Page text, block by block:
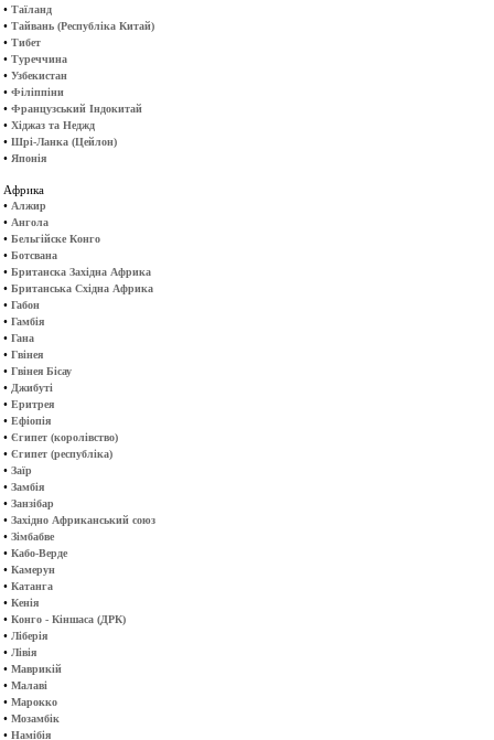
• Таїланд
• Тайвань (Республіка Китай)
• Тибет
• Туреччина
• Узбекистан
• Філіппіни
• Французський Індокитай
• Хіджаз та Неджд
• Шрі-Ланка (Цейлон)
• Японія
Африка
• Алжир
• Ангола
• Бельгійске Конго
• Ботсвана
• Британска Західна Африка
• Британська Східна Африка
• Габон
• Гамбія
• Гана
• Гвінея
• Гвінея Бісау
• Джибуті
• Еритрея
• Ефіопія
• Єгипет (королівство)
• Єгипет (республіка)
• Заїр
• Замбія
• Занзібар
• Західно Африканський союз
• Зімбабве
• Кабо-Верде
• Камерун
• Катанга
• Кенія
• Конго - Кіншаса (ДРК)
• Ліберія
• Лівія
• Маврикій
• Малаві
• Марокко
• Мозамбік
• Намібія